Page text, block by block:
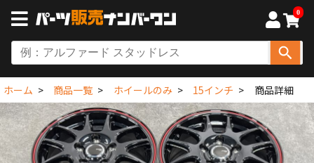
0
ホーム 商品一覧 ホイールのみ 15インチ 商品詳細